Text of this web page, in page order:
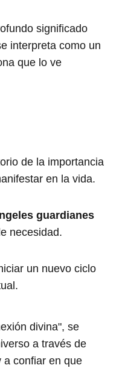
significado
interpreta como un
que lo ve
de la importancia
en la vida.
guardianes
necesidad.
un nuevo ciclo
divina", se
a través de
a confiar en que